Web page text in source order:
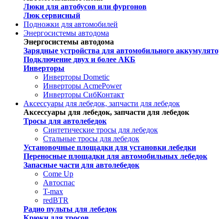
Люки для автобусов или фургонов
Люк сервисный
Подножки для автомобилей
Энергосистемы автодома
Энергосистемы автодома
Зарядные устройства для автомобильного
Подключение двух и более АКБ
Инверторы
Инверторы Dometic
Инверторы AcmePower
Инверторы СибКонтакт
Аксессуары для лебедок, запчасти для лебедок
Аксессуары для лебедок, запчасти для лебедок
Тросы для автолебедок
Синтетические тросы для лебедок
Стальные тросы для лебедок
Установочные площадки для установки лебедки
Переносные площадки для автомобильных лебедок
Запасные части для автолебедок
Come Up
Автоспас
T-max
redBTR
Радио пульты для лебедок